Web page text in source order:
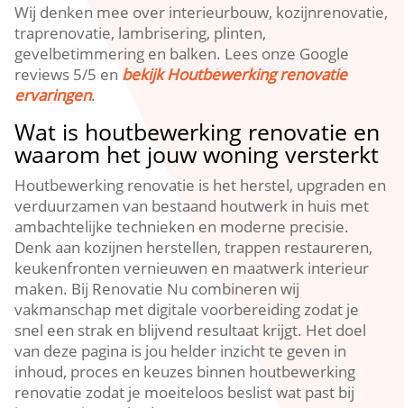
Wij denken mee over interieurbouw, kozijnrenovatie,
traprenovatie, lambrisering, plinten,
gevelbetimmering en balken.​ Lees onze Google
reviews 5/5 en bekijk Houtbewerking renovatie
ervaringen.​
Wat is houtbewerking renovatie en
waarom het jouw woning versterkt
Houtbewerking renovatie is het herstel, upgraden en
verduurzamen van bestaand houtwerk in huis met
ambachtelijke technieken en moderne precisie.​
Denk aan kozijnen herstellen, trappen restaureren,
keukenfronten vernieuwen en maatwerk interieur
maken.​ Bij Renovatie Nu combineren wij
vakmanschap met digitale voorbereiding zodat je
snel een strak en blijvend resultaat krijgt.​ Het doel
van deze pagina is jou helder inzicht te geven in
inhoud, proces en keuzes binnen houtbewerking
renovatie zodat je moeiteloos beslist wat past bij